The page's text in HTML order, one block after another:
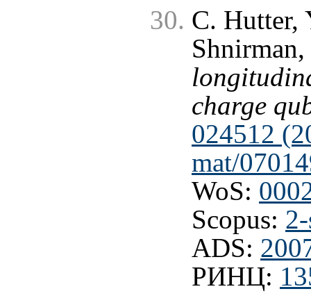
C. Hutter,
charge
024512
mat/
WoS:
Scopus:
ADS:
РИНЦ: